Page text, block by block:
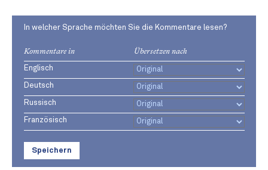
In welcher Sprache möchten Sie die Kommentare lesen?
Kommentare in Übersetzen nach
Englisch
Deutsch
Russisch
Französisch
Speichern